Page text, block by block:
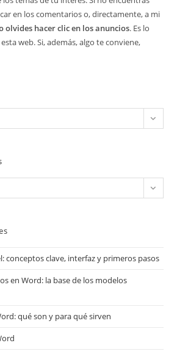
en los comentarios o, directamente, a mi
olvides hacer clic en los anuncios. Es lo
web. Si, además, algo te conviene,
conceptos clave, interfaz y primeros pasos
en Word: la base de los modelos
qué son y para qué sirven